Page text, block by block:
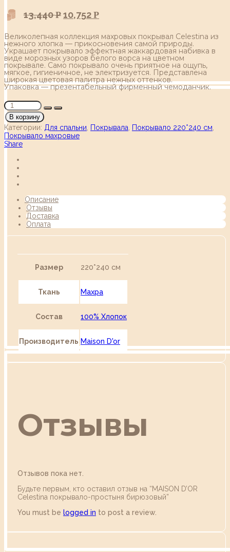
13,440Р 10,752 Р
Великолепная коллекция махровых покрывал Celestina из
нежного хлопка — прикосновения самой природы.
Украшает покрывало эффектная жаккардовая набивка в
виде морозных узоров белого ворса на цветном
покрывале. Само покрывало очень приятное на ощупь,
мягкое, гигиеничное, не электризуется. Представлена
широкая цветовая палитра нежных оттенков.
Упаковка — презентабельный фирменный чемоданчик.
В корзину
Категории: Для спальни Покрывала Покрывало 220*240 см
Покрывало махровые
Share
Описание
Отзывы
Доставка
Оплата
Размер 220*240 см
Ткань Махра
Состав 100% Хлопок
Производитель Maison D'or
Отзывы
Отзывов пока нет.
Будьте первым, кто оставил отзыв на “MAISON D’OR
Celestina покрывало-простыня бирюзовый”
You must be logged in to post a review.